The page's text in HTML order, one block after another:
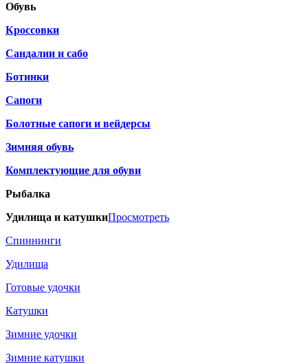
Обувь
Кроссовки
Сандалии и сабо
Ботинки
Сапоги
Болотные сапоги и вейдерсы
Зимняя обувь
Комплектующие для обуви
Рыбалка
Удилища и катушкиПросмотреть
Спиннинги
Удилища
Готовые удочки
Катушки
Зимние удочки
Зимние катушки